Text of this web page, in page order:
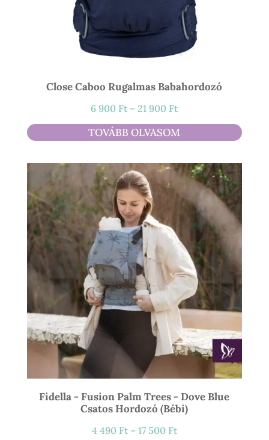
Close Caboo Rugalmas Babahordozó
6 900 Ft – 21 900 FtÁrtartomány:
6
900 Ft
21
900 Ft
TOVÁBB OLVASOM
Fidella - Fusion Palm Trees - Dove Blue
Csatos Hordozó (bébi)
4 490 Ft – 17 500 FtÁrtartomány: